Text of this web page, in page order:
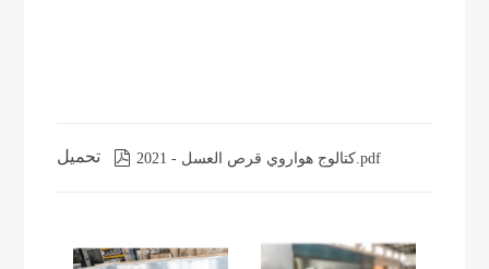
تحميل  كتالوج هواروي قرص العسل - 2021.pdf